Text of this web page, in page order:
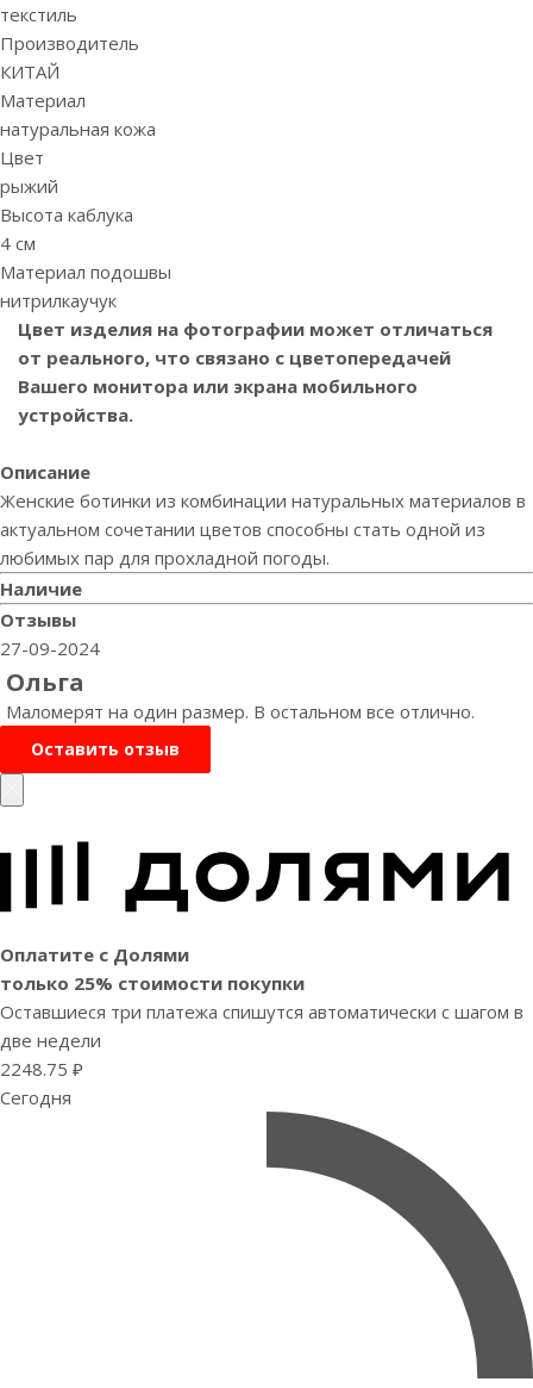
текстиль
Производитель
КИТАЙ
Материал
натуральная кожа
Цвет
рыжий
Высота каблука
4 см
Материал подошвы
нитрилкаучук
Цвет изделия на фотографии может отличаться
от реального, что связано с цветопередачей
Вашего монитора или экрана мобильного
устройства.
Описание
Женские ботинки из комбинации натуральных материалов в
актуальном сочетании цветов способны стать одной из
любимых пар для прохладной погоды.
Наличие
Отзывы
27-09-2024
Ольга
Маломерят на один размер. В остальном все отлично.
Оставить отзыв
Оплатите с Долями
только 25% стоимости покупки
Оставшиеся три платежа спишутся автоматически с шагом в
две недели
2248.75 ₽
Сегодня